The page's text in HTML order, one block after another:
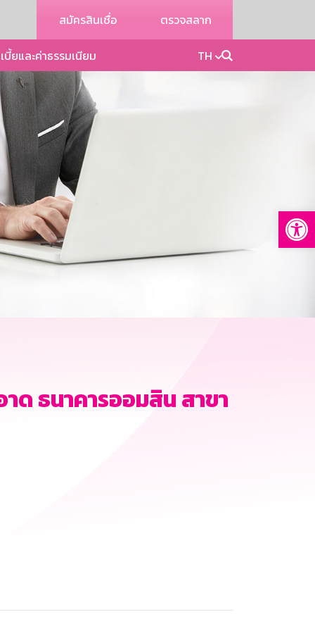
สมัครสินเชื่อ ตรวจสลาก
บี้ยและค่าธรรมเนียม TH
าด ธนาคารออมสิน สาขา